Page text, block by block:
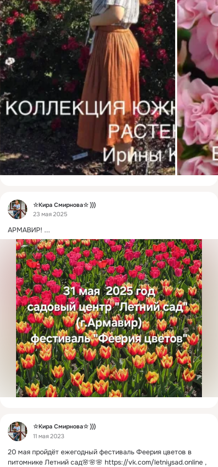
Фид
☆Кира Смирнова☆ )))
23 мая 2025
АРМАВИР! ...
Фид
☆Кира Смирнова☆ )))
11 мая 2023
20 мая пройдёт ежегодный фестиваль Феерия цветов в
питомнике Летний сад🌸🌸🌸 https://vk.com/letniysad.online ,